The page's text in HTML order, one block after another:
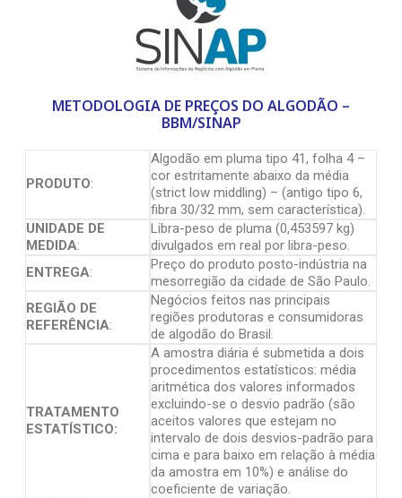
METODOLOGIA DE PREÇOS DO ALGODÃO –
BBM/SINAP
PRODUTO:
Algodão em pluma tipo 41, folha 4 –
cor estritamente abaixo da média
(strict low middling) – (antigo tipo 6,
fibra 30/32 mm, sem característica).
UNIDADE DE
MEDIDA:
Libra-peso de pluma (0,453597 kg)
divulgados em real por libra-peso.
ENTREGA:
Preço do produto posto-indústria na
mesorregião da cidade de São Paulo.
REGIÃO DE
REFERÊNCIA:
Negócios feitos nas principais
regiões produtoras e consumidoras
de algodão do Brasil.
TRATAMENTO
ESTATÍSTICO:
A amostra diária é submetida a dois
procedimentos estatísticos: média
aritmética dos valores informados
excluindo-se o desvio padrão (são
aceitos valores que estejam no
intervalo de dois desvios-padrão para
cima e para baixo em relação à média
da amostra em 10%) e análise do
coeficiente de variação.